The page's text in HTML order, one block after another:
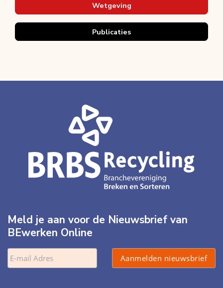
Wetgeving
Publicaties
Meld je aan voor de Nieuwsbrief van
BEwerken Online